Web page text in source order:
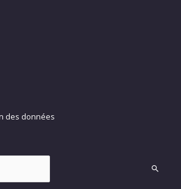
des données